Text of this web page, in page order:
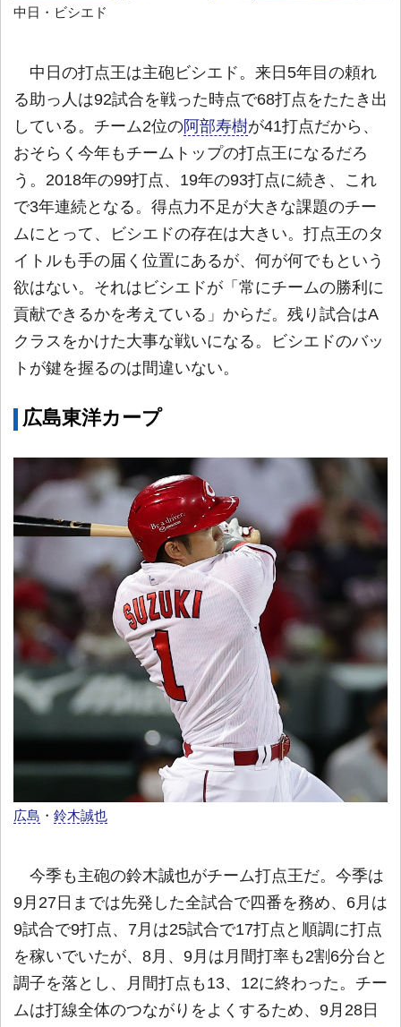
中日・ビシエド
中日の打点王は主砲ビシエド。来日5年目の頼れ
る助っ人は92試合を戦った時点で68打点をたたき出
している。チーム2位の阿部寿樹が41打点だから、
おそらく今年もチームトップの打点王になるだろ
う。2018年の99打点、19年の93打点に続き、これ
で3年連続となる。得点力不足が大きな課題のチー
ムにとって、ビシエドの存在は大きい。打点王のタ
イトルも手の届く位置にあるが、何が何でもという
欲はない。それはビシエドが「常にチームの勝利に
貢献できるかを考えている」からだ。残り試合はA
クラスをかけた大事な戦いになる。ビシエドのバッ
トが鍵を握るのは間違いない。
広島東洋カープ
広島 ・ 鈴木誠也
今季も主砲の鈴木誠也がチーム打点王だ。今季は
9月27日までは先発した全試合で四番を務め、6月は
9試合で9打点、7月は25試合で17打点と順調に打点
を稼いでいたが、8月、9月は月間打率も2割6分台と
調子を落とし、月間打点も13、12に終わった。チー
ムは打線全体のつながりをよくするため、9月28日